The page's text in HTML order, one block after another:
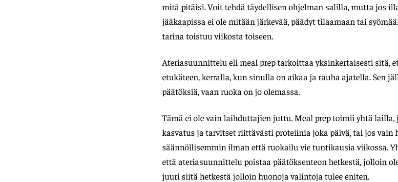
mitä pitäisi. Voit tehdä täydellisen ohjelman salilla, mutta jos
jääkaapissa ei ole mitään järkevää, päädyt tilaamaan tai
tarina toistuu viikosta toiseen.
Ateriasuunnittelu eli meal prep tarkoittaa yksinkertaisesti sitä,
etukäteen, kerralla, kun sinulla on aikaa ja rauha ajatella. Sen
päätöksiä, vaan ruoka on jo olemassa.
Tämä ei ole vain laihduttajien juttu. Meal prep toimii yhtä lailla,
kasvatus ja tarvitset riittävästi proteiinia joka päivä, tai jos vain
säännöllisemmin ilman että ruokailu vie tuntikausia viikossa.
että ateriasuunnittelu poistaa päätöksenteon hetkestä, jolloin
juuri siitä hetkestä jolloin huonoja valintoja tulee eniten.